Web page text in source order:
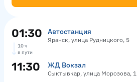
01:30 Автостанция
Яранск, улица Рудницкого, 5
10 ч
в пути
11:30 ЖД Вокзал
Сыктывкар, улица Морозова, 1